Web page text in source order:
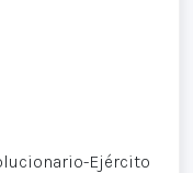
Ejército